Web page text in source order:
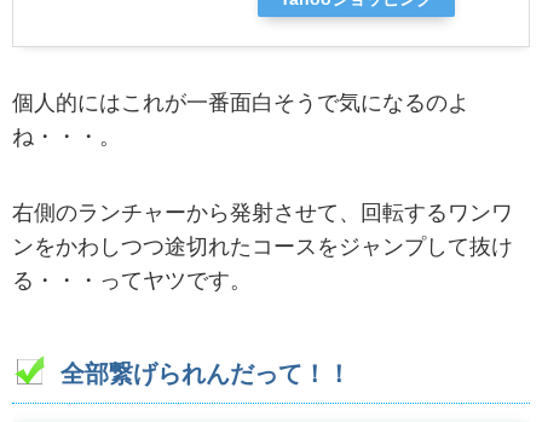
個人的にはこれが一番面白そうで気になるのよ
ね・・・。
右側のランチャーから発射させて、回転するワンワ
ンをかわしつつ途切れたコースをジャンプして抜け
る・・・ってヤツです。
全部繋げられんだって！！